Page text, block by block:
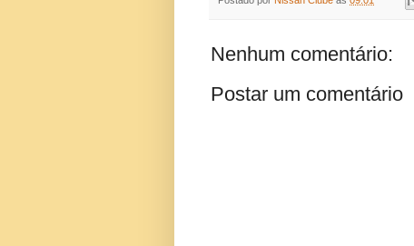
Nenhum comentário:
Postar um comentário